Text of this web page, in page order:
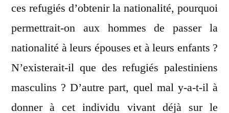
ces refugiés d’obtenir la nationalité, pourquoi
permettrait-on aux hommes de passer la
nationalité à leurs épouses et à leurs enfants ?
N’existerait-il que des refugiés palestiniens
masculins ? D’autre part, quel mal y-a-t-il à
donner à cet individu vivant déjà sur le